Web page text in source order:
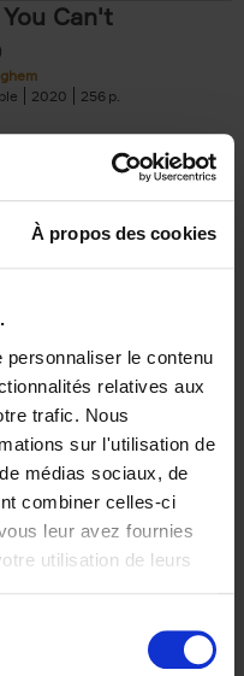
À propos des cookies
le contenu
relatives aux
trafic. Nous
sur l'utilisation de
médias sociaux, de
combiner celles-ci
leur avez fournies
utilisation de leurs
Can't
2020 256
= Building
De Feyter
Carolien Boom
2025 200